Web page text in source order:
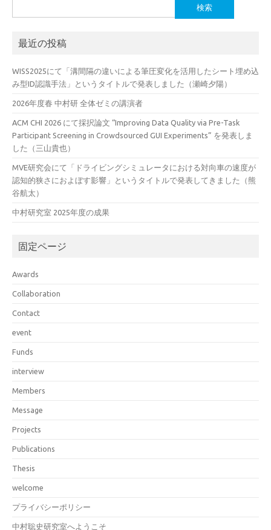
索:
最近の投稿
WISS2025にて「溝間隔の違いによる筆圧変化を活用したシート埋め込
み型ID認識手法」というタイトルで発表しました（瀬崎夕陽）
2026年度春 中村研 全体ゼミの講演者
ACM CHI 2026 にて採択論文 “Improving Data Quality via Pre-Task
Participant Screening in Crowdsourced GUI Experiments” を発表しま
した（三山貴也）
MVE研究会にて「ドライビングシミュレータにおける対向車の速度が
認知的狭さにおよぼす影響」というタイトルで発表してきました（熊
谷航太）
中村研究室 2025年度の成果
固定ページ
Awards
Collaboration
Contact
event
Funds
interview
Members
Message
Projects
Publications
Thesis
welcome
プライバシーポリシー
中村聡史研究室へようこそ